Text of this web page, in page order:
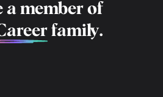
a member of
family.